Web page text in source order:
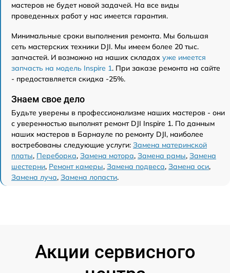
мастеров не будет новой задачей. На все виды
проведенных работ у нас имеется гарантия.
Минимальные сроки выполнения ремонта. Мы большая
сеть мастерских техники DJI. Мы имеем более 20 тыс.
запчастей. И возможно на наших складах уже имеется
запчасть на модель Inspire 1. При заказе ремонта на сайте
- предоставляется скидка -25%.
Знаем свое дело
Будьте уверены в профессионализме наших мастеров - они
с уверенностью выполнят ремонт DJI Inspire 1. По данным
наших мастеров в Барнауле по ремонту DJI, наиболее
востребованы следующие услуги: Замена материнской
платы, Переборка, Замена мотора, Замена рамы, Замена
шестерни, Ремонт камеры, Замена подвеса, Замена оси,
Замена луча, Замена лопасти.
Акции сервисного